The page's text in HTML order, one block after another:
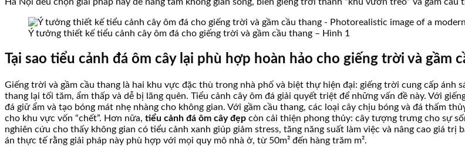
Hà Nội đều chọn giải pháp này để nâng tầm không gian sống, biến giếng trời thành “khu vườn treo” và gầm cầu
Ý tưởng thiết kế tiểu cảnh cây ôm đá cho giếng trời và gầm cầu thang – Hình 1
Tại sao tiểu cảnh đá ôm cây lại phù hợp hoàn hảo cho giếng trời và gầm
Giếng trời và gầm cầu thang là hai khu vực đặc thù trong nhà phố và biệt thự hiện đại: giếng trời cung cấp ánh
thang lại tối tăm, ẩm thấp và dễ bị lãng quên. Tiểu cảnh cây ôm đá giải quyết triệt để những vấn đề này. Với
đá giữ ẩm và tạo bóng mát nhẹ nhàng cho không gian. Với gầm cầu thang, các loại cây chịu bóng và đá thấm
cho khu vực vốn “chết”. Hơn nữa, tiểu cảnh đá ôm cây đẹp còn cải thiện phong thủy: cây tượng trưng cho sự
nghiên cứu cho thấy không gian có tiểu cảnh xanh giúp giảm stress, tăng năng suất làm việc và nâng cao giá
án thực tế rằng giải pháp này phù hợp với mọi quy mô nhà ở, từ 50m² đến hàng trăm m².